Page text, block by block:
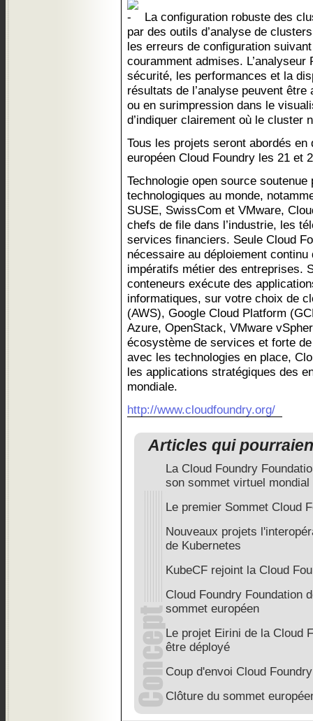
La configuration robuste des
par des outils d’analyse de
les erreurs de configuration
couramment admises.
sécurité, les performances et la
résultats de l’analyse peuvent
ou en surimpression dans le
d’indiquer clairement où le cluster
Tous les projets seront abordés en
européen Cloud Foundry les 21 et
Technologie open source
technologiques au monde,
SUSE, SwissCom et VMware,
chefs de file dans l’industrie, les
services financiers. Seule Cloud
nécessaire au déploiement continu
impératifs métier des entreprises.
conteneurs exécute des
informatiques, sur votre choix de
(AWS), Google Cloud Platform
Azure, OpenStack, VMware
écosystème de services et forte
avec les technologies en place,
les applications stratégiques des
mondiale.
http://www.cloudfoundry.org/
Articles qui
La Cloud Foundry
son sommet virtuel mondial
Le premier Sommet Cloud
Nouveaux projets
de Kubernetes
KubeCF rejoint la Cloud
Cloud Foundry Foundation
sommet européen
Le projet Eirini de la Cloud
être déployé
Coup d'envoi Cloud
Clôture du sommet